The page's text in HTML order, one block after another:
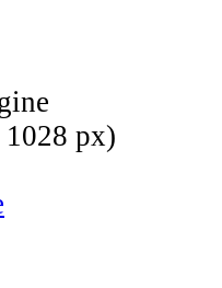
px)